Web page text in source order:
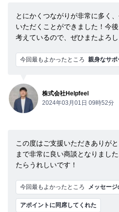
とにかくつながりが非常に多く
いただくことができました！今
考えているので、ぜひまたよろし
今回最もよかったところ 親身なサポ
株式会社Helpfeel
2024年03月01日 09時52分
この度はご支援いただきありが
まで非常に良い商談となりまし
たらうれしいです！
今回最もよかったところ メッセージ
アポイントに同席してくれた